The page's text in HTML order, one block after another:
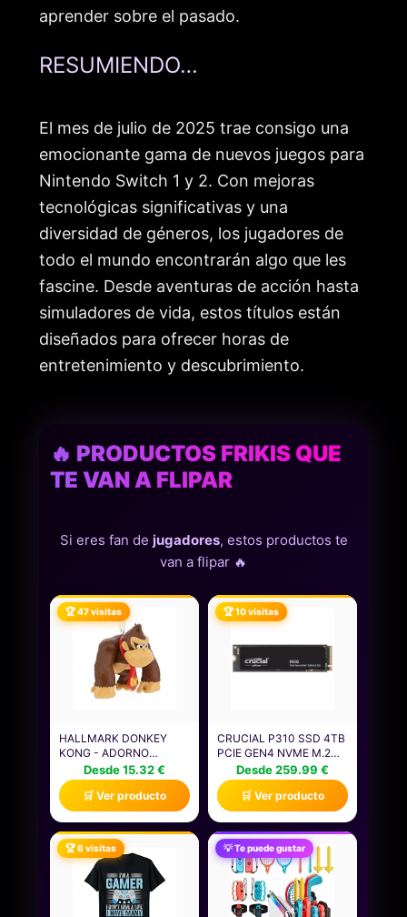
aprender sobre el pasado.
RESUMIENDO…
El mes de julio de 2025 trae consigo una
emocionante gama de nuevos juegos para
Nintendo Switch 1 y 2. Con mejoras
tecnológicas significativas y una
diversidad de géneros, los jugadores de
todo el mundo encontrarán algo que les
fascine. Desde aventuras de acción hasta
simuladores de vida, estos títulos están
diseñados para ofrecer horas de
entretenimiento y descubrimiento.
🔥 PRODUCTOS FRIKIS QUE
TE VAN A FLIPAR
Si eres fan de jugadores, estos productos te
van a flipar 🔥
🏆 47 visitas
HALLMARK DONKEY
KONG - ADORNO
COLGANTE PARA ÁRBOL
DE NINTENDO, ADORNO
COLGANTE DE RESINA,
ADORNO COLGANTE DE
NAVIDAD, REGALOS
PARA NAVIDAD
Desde 15.32 €
🛒 Ver producto
🏆 10 visitas
CRUCIAL P310 SSD 4TB
PCIE GEN4 NVME M.2
2280, DISCO INTERNO,
HASTA 7.100 MB/S,
COMPATIBLE CON
ORDENADOR PORTÁTIL
Y DE SOBREMESA &
CONSOLAS DE JUEGOS
PORTÁTILES -
CT4000P310SSD801
Desde 259.99 €
🛒 Ver producto
🏆 6 visitas 💡 Te puede gustar